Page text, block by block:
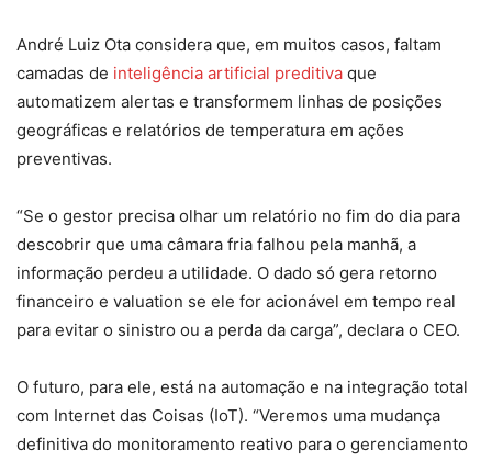
André Luiz Ota considera que, em muitos casos, faltam
camadas de inteligência artificial preditiva que
automatizem alertas e transformem linhas de posições
geográficas e relatórios de temperatura em ações
preventivas.
“Se o gestor precisa olhar um relatório no fim do dia para
descobrir que uma câmara fria falhou pela manhã, a
informação perdeu a utilidade. O dado só gera retorno
financeiro e valuation se ele for acionável em tempo real
para evitar o sinistro ou a perda da carga”, declara o CEO.
O futuro, para ele, está na automação e na integração total
com Internet das Coisas (IoT). “Veremos uma mudança
definitiva do monitoramento reativo para o gerenciamento